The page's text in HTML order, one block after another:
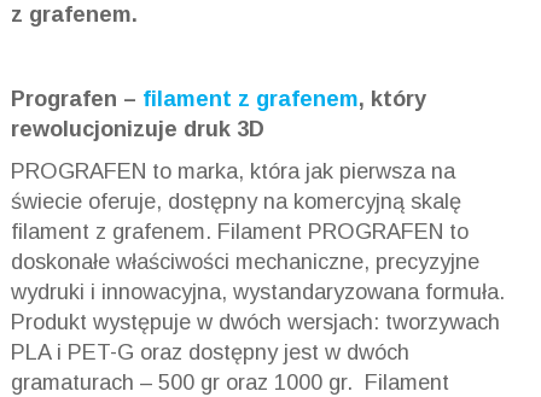
z grafenem.
Prografen – filament z grafenem, który
rewolucjonizuje druk 3D
PROGRAFEN to marka, która jak pierwsza na
świecie oferuje, dostępny na komercyjną skalę
filament z grafenem. Filament PROGRAFEN to
doskonałe właściwości mechaniczne, precyzyjne
wydruki i innowacyjna, wystandaryzowana formuła.
Produkt występuje w dwóch wersjach: tworzywach
PLA i PET-G oraz dostępny jest w dwóch
gramaturach – 500 gr oraz 1000 gr. Filament